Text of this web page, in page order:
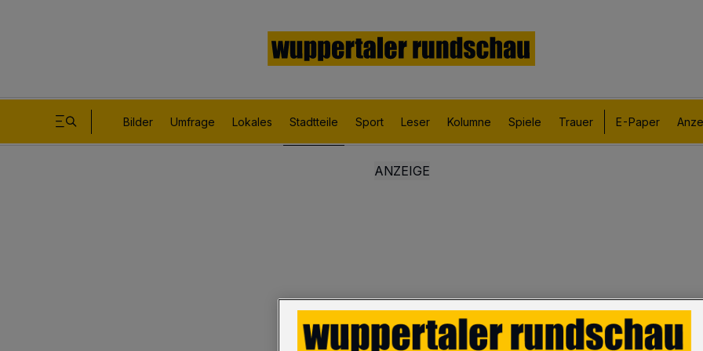
Bilder Umfrage Lokales Stadtteile Sport Leser Kolumne Spiele Trauer E-Paper